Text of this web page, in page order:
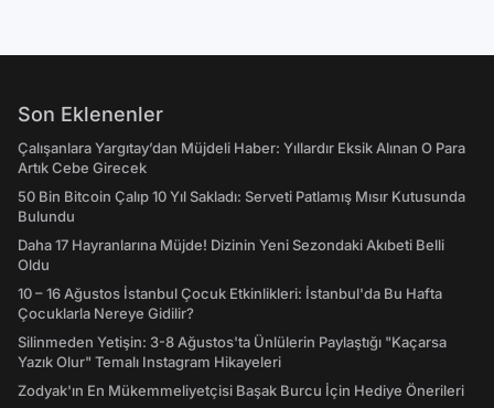
Son Eklenenler
Çalışanlara Yargıtay’dan Müjdeli Haber: Yıllardır Eksik Alınan O Para
Artık Cebe Girecek
50 Bin Bitcoin Çalıp 10 Yıl Sakladı: Serveti Patlamış Mısır Kutusunda
Bulundu
Daha 17 Hayranlarına Müjde! Dizinin Yeni Sezondaki Akıbeti Belli
Oldu
10 – 16 Ağustos İstanbul Çocuk Etkinlikleri: İstanbul'da Bu Hafta
Çocuklarla Nereye Gidilir?
Silinmeden Yetişin: 3-8 Ağustos'ta Ünlülerin Paylaştığı "Kaçarsa
Yazık Olur" Temalı Instagram Hikayeleri
Zodyak'ın En Mükemmeliyetçisi Başak Burcu İçin Hediye Önerileri